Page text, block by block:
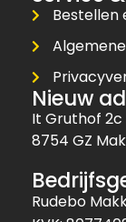
Bestellen
Nieuw
It Gruthof
8754 GZ
Rudebo